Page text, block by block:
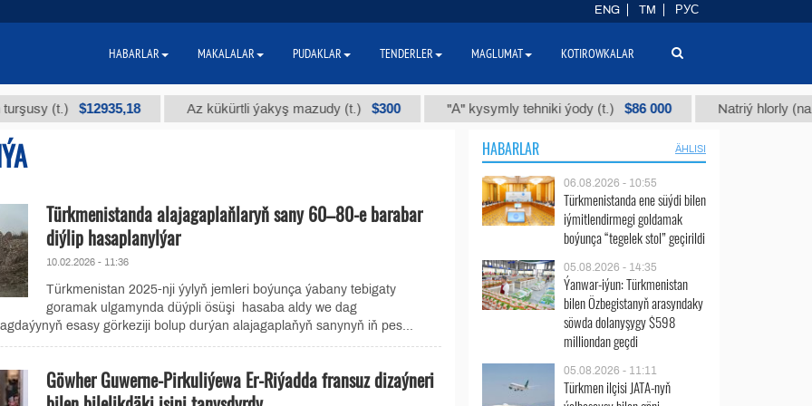
(t.) $12935,18 Az kükürtli ýakyş mazudy (t.) $300 "А" kysymly tehniki ýody (t.) $86 000 Natriý hlorly (nahar
Türkmenistanda alajagaplaňlaryň sany 60–80-e barabar
diýlip hasaplanylýar
10.02.2026 - 11:36
Türkmenistan 2025-nji ýylyň jemleri boýunça ýabany tebigaty
goramak ulgamynda düýpli ösüşi hasaba aldy we dag
esasy görkeziji bolup durýan alajagaplaňyň sanynyň iň pes...
Göwher Guwerne-Pirkuliýewa Er-Riýadda fransuz dizaýneri
HABARLAR ÄHLISI
06.08.2026 - 10:55
Türkmenistanda ene süýdi bilen
iýmitlendirmegi goldamak
boýunça “tegelek stol” geçirildi
05.08.2026 - 14:35
Ýanwar-iýun: Türkmenistan
bilen Özbegistanyň arasyndaky
söwda dolanyşygy $598
milliondan geçdi
05.08.2026 - 11:11
Türkmen ilçisi JATA-nyň
ENG TM РУС
HABARLAR MAKALALAR PUDAKLAR TENDERLER MAGLUMAT KOTIROWKALAR